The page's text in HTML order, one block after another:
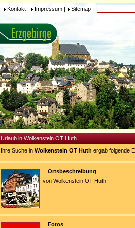
| Kontakt | Impressum | Sitemap
Urlaub in Wolkenstein OT Huth
Ihre Suche in Wolkenstein OT Huth ergab folgende
Ortsbeschreibung
von Wolkenstein OT Huth
Fotos